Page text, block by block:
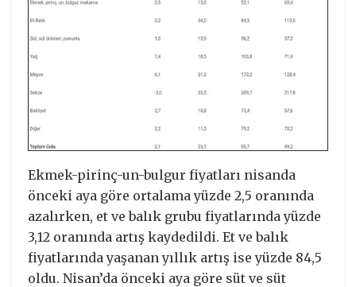
Ekmek-pirinç-un-bulgur fiyatları nisanda
önceki aya göre ortalama yüzde 2,5 oranında
azalırken, et ve balık grubu fiyatlarında yüzde
3,12 oranında artış kaydedildi. Et ve balık
fiyatlarında yaşanan yıllık artış ise yüzde 84,5
oldu. Nisan’da önceki aya göre süt ve süt